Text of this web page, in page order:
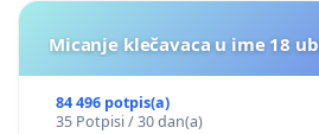
Micanje klečavaca u ime 18
84 496 potpis(a)
35 Potpisi / 30 dan(a)